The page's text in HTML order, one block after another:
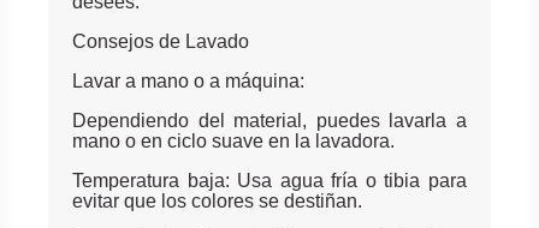
Consejos de Lavado
Lavar a mano o a máquina:
Dependiendo del material, puedes lavarla a
mano o en ciclo suave en la lavadora.
Temperatura baja: Usa agua fría o tibia para
evitar que los colores se destiñan.